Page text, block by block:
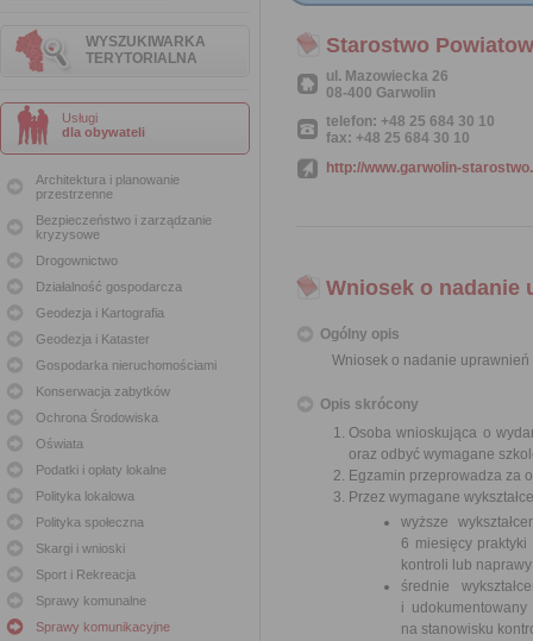
WYSZUKIWARKA
TERYTORIALNA
Usługi
dla obywateli
Architektura i planowanie
przestrzenne
Bezpieczeństwo i zarządzanie
kryzysowe
Drogownictwo
Działalność gospodarcza
Geodezja i Kartografia
Geodezja i Kataster
Gospodarka nieruchomościami
Konserwacja zabytków
Ochrona Środowiska
Oświata
Podatki i opłaty lokalne
Polityka lokalowa
Polityka społeczna
Skargi i wnioski
Sport i Rekreacja
Sprawy komunalne
Sprawy komunikacyjne
Starostwo
ul. Mazowiecka 26
08-400 Garwolin
telefon: +48 25 684 30 10
fax: +48 25 684 30 10
http://www.garwolin-
Wniosek o nadanie
Ogólny opis
Wniosek o nadanie uprawnień
Opis skrócony
Osoba wnioskująca o
oraz odbyć wymagane
Egzamin przeprowadza za
Przez wymagane
wyższe
6 miesięcy
kontroli lub
średnie
i
na stanowisku